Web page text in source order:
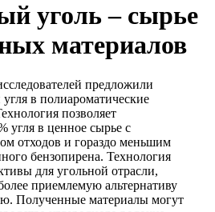
уголь – сырье
материалов
предложили
в полиароматические
позволяет
угля в ценное сырье с
отходов и гораздо меньшим
бензопирена. Технология
для угольной отрасли,
приемлемую альтернативу
Полученные материалы могут